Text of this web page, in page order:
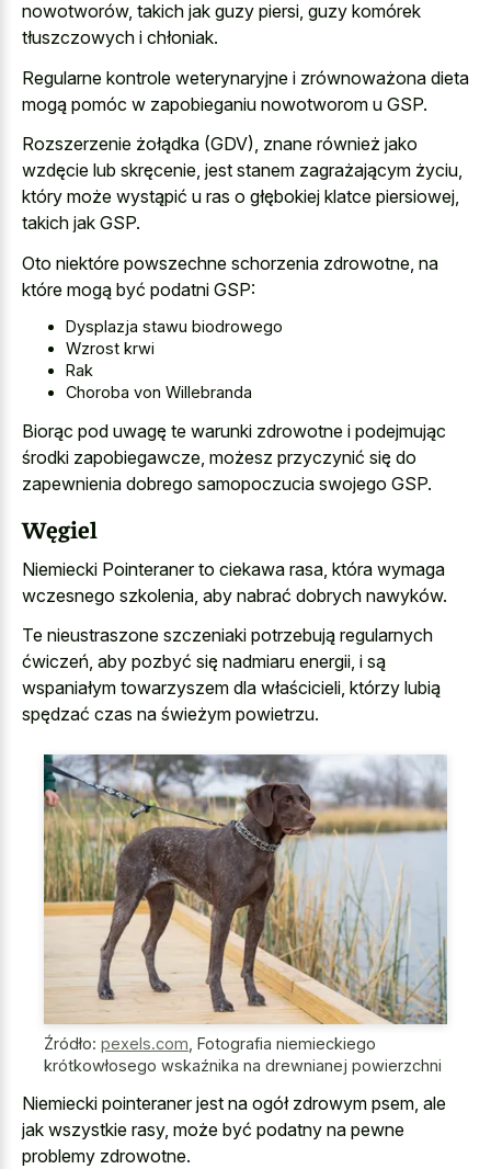
nowotworów, takich jak guzy piersi, guzy komórek
tłuszczowych i chłoniak.
Regularne kontrole weterynaryjne i zrównoważona dieta
mogą pomóc w zapobieganiu nowotworom u GSP.
Rozszerzenie żołądka (GDV), znane również jako
wzdęcie lub skręcenie, jest stanem zagrażającym życiu,
który może wystąpić u ras o głębokiej klatce piersiowej,
takich jak GSP.
Oto niektóre powszechne schorzenia zdrowotne, na
które mogą być podatni GSP:
Dysplazja stawu biodrowego
Wzrost krwi
Rak
Choroba von Willebranda
Biorąc pod uwagę te warunki zdrowotne i podejmując
środki zapobiegawcze, możesz przyczynić się do
zapewnienia dobrego samopoczucia swojego GSP.
Węgiel
Niemiecki Pointeraner to ciekawa rasa, która wymaga
wczesnego szkolenia, aby nabrać dobrych nawyków.
Te nieustraszone szczeniaki potrzebują regularnych
ćwiczeń, aby pozbyć się nadmiaru energii, i są
wspaniałym towarzyszem dla właścicieli, którzy lubią
spędzać czas na świeżym powietrzu.
Źródło: pexels.com Fotografia niemieckiego
krótkowłosego wskaźnika na drewnianej powierzchni
Niemiecki pointeraner jest na ogół zdrowym psem, ale
jak wszystkie rasy, może być podatny na pewne
problemy zdrowotne.